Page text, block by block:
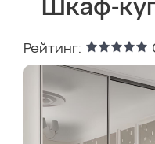
Шкаф-
Рейтинг: